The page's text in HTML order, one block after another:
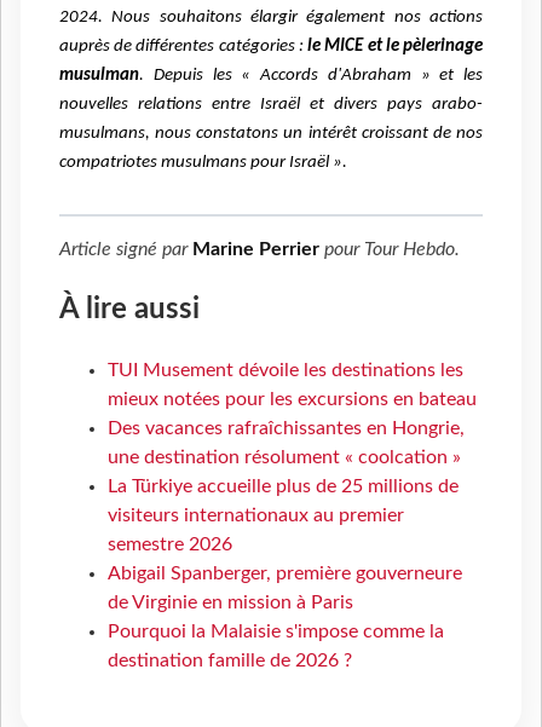
2024. Nous souhaitons élargir également nos actions
auprès de différentes catégories :leMICE et lepèlerinage
musulman. Depuis les « Accords d'Abraham » et les
nouvelles relations entre Israël et divers pays arabo-
musulmans, nous constatons un intérêt croissant de nos
compatriotes musulmans pour Israël ».
Article signé par Marine Perrier pour Tour Hebdo.
À lire aussi
TUI Musement dévoile les destinations les
mieux notées pour les excursions en bateau
Des vacances rafraîchissantes en Hongrie,
une destination résolument « coolcation »
La Türkiye accueille plus de 25 millions de
visiteurs internationaux au premier
semestre 2026
Abigail Spanberger, première gouverneure
de Virginie en mission à Paris
Pourquoi la Malaisie s'impose comme la
destination famille de 2026 ?